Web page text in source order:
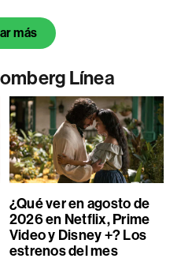
más
Línea
¿Qué ver en agosto de
2026 en Netflix, Prime
Video y Disney +? Los
estrenos del mes